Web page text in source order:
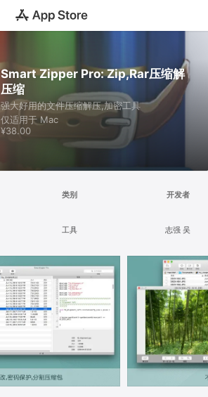
Smart Zipper Pro: Zip,Rar压缩解
压缩
强大好用的文件压缩解压,加密工具
仅适用于 Mac
¥38.00
类别
工具
开发者
志强 吴